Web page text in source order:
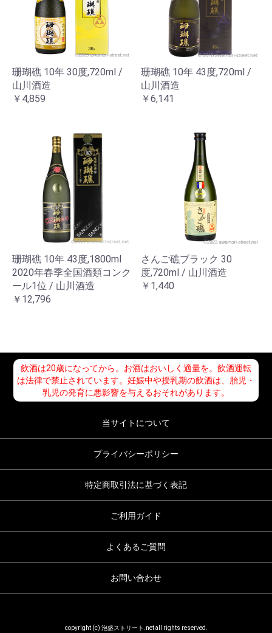
珊瑚礁 10年 30度,720ml /
山川酒造
￥4,859
珊瑚礁 10年 43度,720ml /
山川酒造
￥6,141
珊瑚礁 10年 43度,1800ml
2020年春季全国酒類コンク
ール1位 / 山川酒造
￥12,796
さんご礁ブラック 30
度,720ml / 山川酒造
￥1,440
飲酒は20歳になってから。お酒はおいしく適量を。飲酒運転
は法律で禁止されています。妊娠中や授乳期の飲酒は、胎児・
乳児の発育に悪影響を与えるおそれがあります。
当サイトについて
プライバシーポリシー
特定商取引法に基づく表記
ご利用ガイド
よくあるご質問
お問い合わせ
copyright (c) 泡盛ストリート.net all rights reserved.